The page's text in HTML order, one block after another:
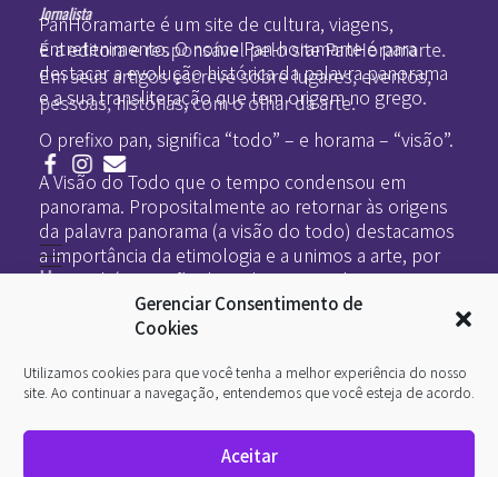
Gerenciar Consentimento de
Cookies
Utilizamos cookies para que você tenha a melhor experiência do nosso
site. Ao continuar a navegação, entendemos que você esteja de acordo.
Aceitar
PanHoramarte é um site de cultura, viagens,
entretenimento. O nome Pan-horamarte é para
destacar a evolução histórica da palavra panorama
e a sua transliteração que tem origem no grego.
O prefixo pan, significa “todo” – e horama – “visão”.
A Visão do Todo que o tempo condensou em
panorama. Propositalmente ao retornar às origens
da palavra panorama (a visão do todo) destacamos
a importância da etimologia e a unimos a arte, por
ser também a visão do todo no sentido criativo.
Jornalista
É a editora e responsável pelo site PanHoramarte.
Em seus artigos escreve sobre lugares, eventos,
pessoas, histórias, com o olhar da arte.
Home
Arte
O que é arte
InternetArt
Quem somos